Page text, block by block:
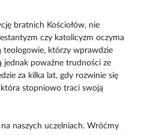
bratnich Kościołów, nie
czy katolicyzm oczyma
teologowie, którzy wprawdzie
jednak poważne trudności ze
za kilka lat, gdy rozwinie się
stopniowo traci swoją
naszych uczelniach. Wróćmy